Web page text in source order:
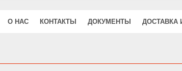
О НАС КОНТАКТЫ ДОКУМЕНТЫ ДОСТАВКА